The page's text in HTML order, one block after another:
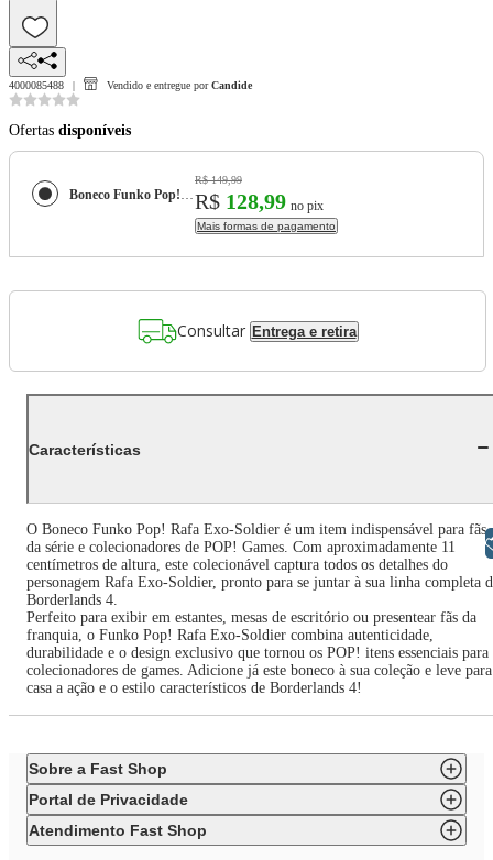
4000085488 Vendido e entregue por Candide
Ofertas disponíveis
Boneco Funko Pop! Bordelands 4 - Rafa Exo-Solider
R$ 149,99
R$ 128,99 no pix
Mais formas de pagamento
Consultar Entrega e retira
Características
O Boneco Funko Pop! Rafa Exo-Soldier é um item indispensável para fãs
da série e colecionadores de POP! Games. Com aproximadamente 11
centímetros de altura, este colecionável captura todos os detalhes do
personagem Rafa Exo-Soldier, pronto para se juntar à sua linha completa
Borderlands 4.
Perfeito para exibir em estantes, mesas de escritório ou presentear fãs da
franquia, o Funko Pop! Rafa Exo-Soldier combina autenticidade,
durabilidade e o design exclusivo que tornou os POP! itens essenciais para
colecionadores de games. Adicione já este boneco à sua coleção e leve para
casa a ação e o estilo característicos de Borderlands 4!
Sobre a Fast Shop
Portal de Privacidade
Atendimento Fast Shop
Libras